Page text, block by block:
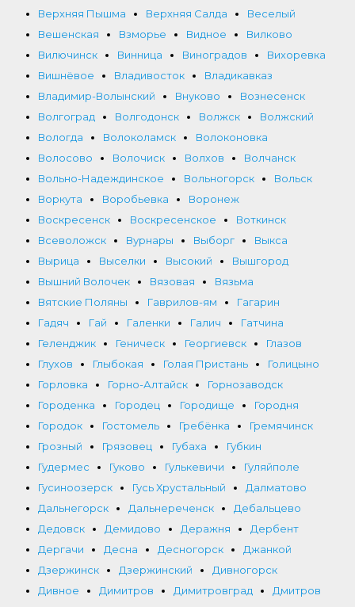
Верхняя Пышма
Верхняя Салда
Веселый
Вешенская
Взморье Видное
Вилково
Вилючинск
Винница Виноградов
Вихоревка
Вишнёвое
Владивосток
Владикавказ
Владимир-Волынский
Внуково
Вознесенск
Волгоград
Волгодонск Волжск
Волжский
Вологда
Волоколамск
Волоконовка
Волосово
Волочиск Волхов
Волчанск
Вольно-Надеждинское
Вольногорск
Вольск
Воркута
Воробьевка
Воронеж
Воскресенск
Воскресенское
Воткинск
Всеволожск
Вурнары Выборг
Выкса
Вырица
Выселки Высокий
Вышгород
Вышний Волочек
Вязовая
Вязьма
Вятские Поляны
Гаврилов-ям
Гагарин
Гадяч
Гай Галенки Галич
Гатчина
Геленджик
Геническ Георгиевск
Глазов
Глухов
Глыбокая Голая Пристань
Голицыно
Горловка
Горно-Алтайск
Горнозаводск
Городенка
Городец Городище
Городня
Городок
Гостомель Гребёнка
Гремячинск
Грозный
Грязовец Губаха
Губкин
Гудермес
Гуково Гулькевичи
Гуляйполе
Гусиноозерск
Гусь Хрустальный
Далматово
Дальнегорск
Дальнереченск
Дебальцево
Дедовск
Демидово Деражня
Дербент
Дергачи
Десна Десногорск
Джанкой
Дзержинск
Дзержинский
Дивногорск
Дивное
Димитров Димитровград
Дмитров